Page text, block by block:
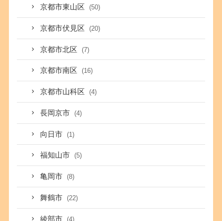
京都市東山区 (50)
京都市伏見区 (20)
京都市北区 (7)
京都市南区 (16)
京都市山科区 (4)
長岡京市 (4)
向日市 (1)
福知山市 (5)
亀岡市 (8)
舞鶴市 (22)
綾部市 (4)